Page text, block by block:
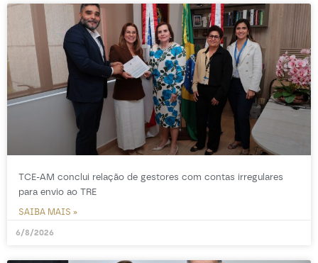
TCE-AM conclui relação de gestores com contas irregulares
para envio ao TRE
SAIBA MAIS »
6/8/2026